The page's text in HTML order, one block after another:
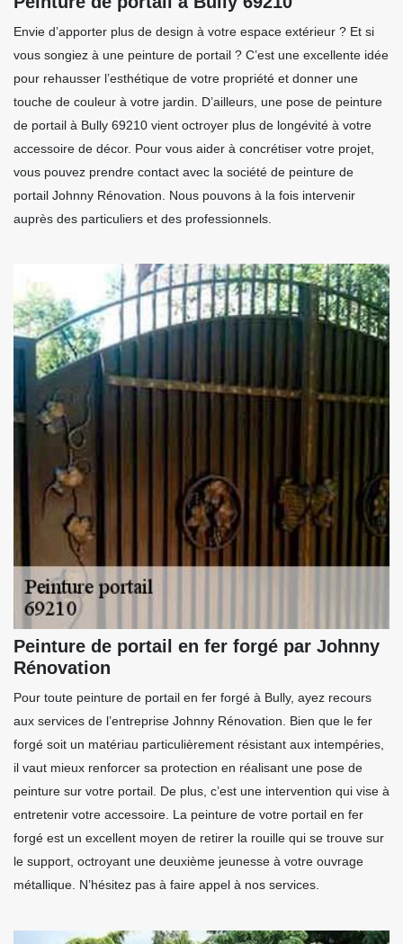
Envie d’apporter plus de design à votre espace extérieur ? Et si
vous songiez à une peinture de portail ? C’est une excellente idée
pour rehausser l’esthétique de votre propriété et donner une
touche de couleur à votre jardin. D’ailleurs, une pose de peinture
de portail à Bully 69210 vient octroyer plus de longévité à votre
accessoire de décor. Pour vous aider à concrétiser votre projet,
vous pouvez prendre contact avec la société de peinture de
portail Johnny Rénovation. Nous pouvons à la fois intervenir
auprès des particuliers et des professionnels.
Peinture de portail en fer forgé par Johnny
Rénovation
Pour toute peinture de portail en fer forgé à Bully, ayez recours
aux services de l’entreprise Johnny Rénovation. Bien que le fer
forgé soit un matériau particulièrement résistant aux intempéries,
il vaut mieux renforcer sa protection en réalisant une pose de
peinture sur votre portail. De plus, c’est une intervention qui vise à
entretenir votre accessoire. La peinture de votre portail en fer
forgé est un excellent moyen de retirer la rouille qui se trouve sur
le support, octroyant une deuxième jeunesse à votre ouvrage
métallique. N’hésitez pas à faire appel à nos services.